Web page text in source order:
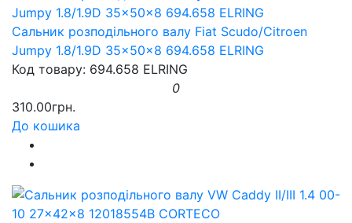
Сальник розподільного валу Fiat Scudo/Citroen
Jumpy 1.8/1.9D 35x50x8 694.658 ELRING
Код товару: 694.658 ELRING
0
310.00грн.
До кошика